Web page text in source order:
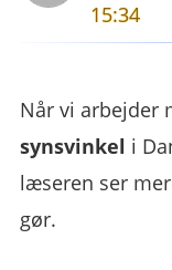
15:34
Når vi arbejder
synsvinkel i
læseren ser
gør.